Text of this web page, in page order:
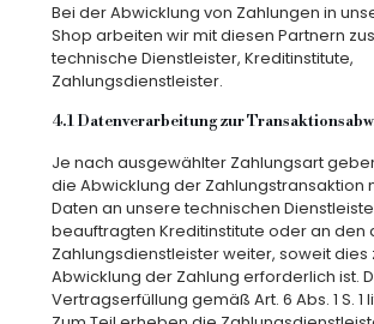
Bei der Abwicklung von Zahlungen in
Shop arbeiten wir mit diesen Partnern
technische Dienstleister, Kreditinstitute,
Zahlungsdienstleister.
4.1 Datenverarbeitung zur
Je nach ausgewählter Zahlungsart
die Abwicklung der Zahlungstransaktion
Daten an unsere technischen
beauftragten Kreditinstitute oder an den
Zahlungsdienstleister weiter, soweit dies
Abwicklung der Zahlung erforderlich ist.
Vertragserfüllung gemäß Art. 6 Abs. 1 S. 1